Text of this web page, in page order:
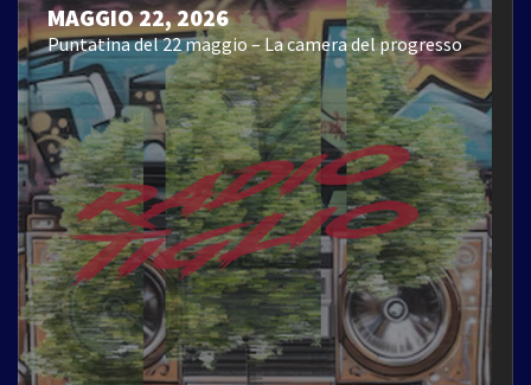
MAGGIO 22, 2026
Puntatina del 22 maggio – La camera del progresso